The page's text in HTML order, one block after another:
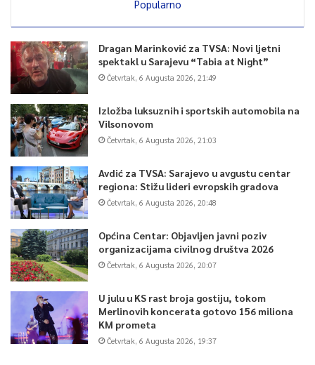
Popularno
Dragan Marinković za TVSA: Novi ljetni
spektakl u Sarajevu “Tabia at Night”
Četvrtak, 6 Augusta 2026, 21:49
Izložba luksuznih i sportskih automobila na
Vilsonovom
Četvrtak, 6 Augusta 2026, 21:03
Avdić za TVSA: Sarajevo u avgustu centar
regiona: Stižu lideri evropskih gradova
Četvrtak, 6 Augusta 2026, 20:48
Općina Centar: Objavljen javni poziv
organizacijama civilnog društva 2026
Četvrtak, 6 Augusta 2026, 20:07
U julu u KS rast broja gostiju, tokom
Merlinovih koncerata gotovo 156 miliona
KM prometa
Četvrtak, 6 Augusta 2026, 19:37